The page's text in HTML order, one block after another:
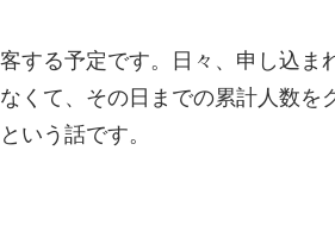
する予定です。日々、申し込ま
くて、その日までの累計人数を
いう話です。